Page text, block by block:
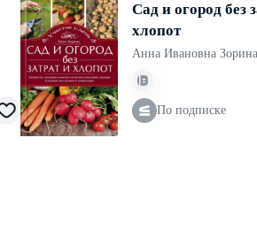
Сад и огород без
хлопот
Анна Ивановна Зорина
По подписке